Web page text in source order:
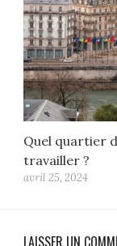
Quel quartier
travailler ?
avril 25, 2024